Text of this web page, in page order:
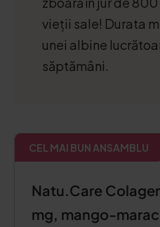
vieții sale! Durata
unei albine
săptămâni.
CEL MAI BUN ANSAMBLU
Natu.Care
mg, mango-